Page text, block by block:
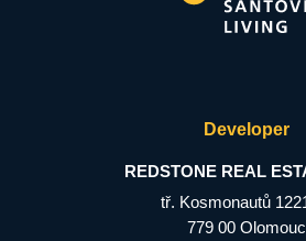
Developer
REDSTONE REAL
tř. Kosmonautů
779 00 Olomouc